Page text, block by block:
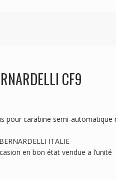
CF9
pour carabine semi-
ITALIE
en bon état vendue a l’unité